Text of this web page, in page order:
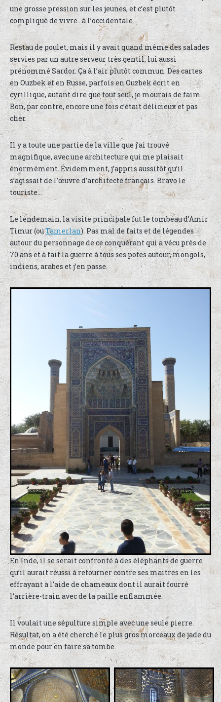
une grosse pression sur les jeunes, et c’est plutôt
compliqué de vivre…à l’occidentale.
Restau de poulet, mais il y avait quand même des salades
servies par un autre serveur très gentil, lui aussi
prénommé Sardor. Ça à l’air plutôt commun. Des cartes
en Ouzbek et en Russe, parfois en Ouzbek écrit en
cyrillique, autant dire que tout seul, je mourais de faim.
Bon, par contre, encore une fois c’était délicieux et pas
cher.
Il y a toute une partie de la ville que j’ai trouvé
magnifique, avec une architecture qui me plaisait
énormément. Évidemment, j’appris aussitôt qu’il
s’agissait de l’œuvre d’architecte français. Bravo le
touriste…
Le lendemain, la visite principale fut le tombeau d’Amir
Timur (ouTamerlan). Pas mal de faits et de légendes
autour du personnage de ce conquérant qui a vécu près de
70 ans et à fait la guerre à tous ses potes autour, mongols,
indiens, arabes et j’en passe.
En Inde, il se serait confronté à des éléphants de guerre
qu’il aurait réussi à retourner contre ses maitres en les
effrayant à l’aide de chameaux dont il aurait fourré
l’arrière-train avec de la paille enflammée.
Il voulait une sépulture simple avec une seule pierre.
Résultat, on a été cherché le plus gros morceaux de jade du
monde pour en faire sa tombe.